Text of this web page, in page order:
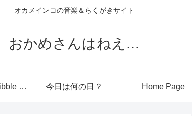
オカメインコの音楽＆らくがきサイト
おかめさんはねえ…
I’ve started a scribble site! 今日は何の日？ Home Page